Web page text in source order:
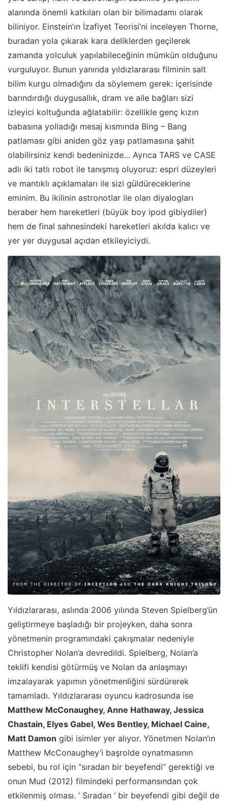
alanında önemli katkıları olan bir bilimadamı olarak
biliniyor. Einstein’ın İzafiyet Teorisi’ni inceleyen Thorne,
buradan yola çıkarak kara deliklerden geçilerek
zamanda yolculuk yapılabileceğinin mümkün olduğunu
vurguluyor. Bunun yanında yıldızlararası filminin salt
bilim kurgu olmadığını da söylemem gerek: içerisinde
barındırdığı duygusallık, dram ve aile bağları sizi
izleyici koltuğunda ağlatabilir: özellikle genç kızın
babasına yolladığı mesaj kısmında Bing – Bang
patlaması gibi aniden göz yaşı patlamasına şahit
olabilirsiniz kendi bedeninizde… Ayrıca TARS ve CASE
adlı iki tatlı robot ile tanışmış oluyoruz: espri düzeyleri
ve mantıklı açıklamaları ile sizi güldüreceklerine
eminim. Bu ikilinin astronotlar ile olan diyalogları
beraber hem hareketleri (büyük boy ipod gibiydiler)
hem de final sahnesindeki hareketleri akılda kalıcı ve
yer yer duygusal açıdan etkileyiciydi.
Yıldızlararası, aslında 2006 yılında Steven Spielberg’ün
geliştirmeye başladığı bir projeyken, daha sonra
yönetmenin programındaki çakışmalar nedeniyle
Christopher Nolan’a devredildi. Spielberg, Nolan’a
teklifi kendisi götürmüş ve Nolan da anlaşmayı
imzalayarak yapımın yönetmenliğini sürdürerek
tamamladı. Yıldızlararası oyuncu kadrosunda ise
Matthew McConaughey, Anne Hathaway, Jessica
Chastain, Elyes Gabel, Wes Bentley, Michael Caine,
Matt Damon gibi isimler yer alıyor. Yönetmen Nolan’ın
Matthew McConaughey’i başrolde oynatmasının
sebebi, bu rol için “sıradan bir beyefendi” gerektiği ve
onun Mud (2012) filmindeki performansından çok
etkilenmiş olması. ‘ Sıradan ‘ bir beyefendi gibi değil de